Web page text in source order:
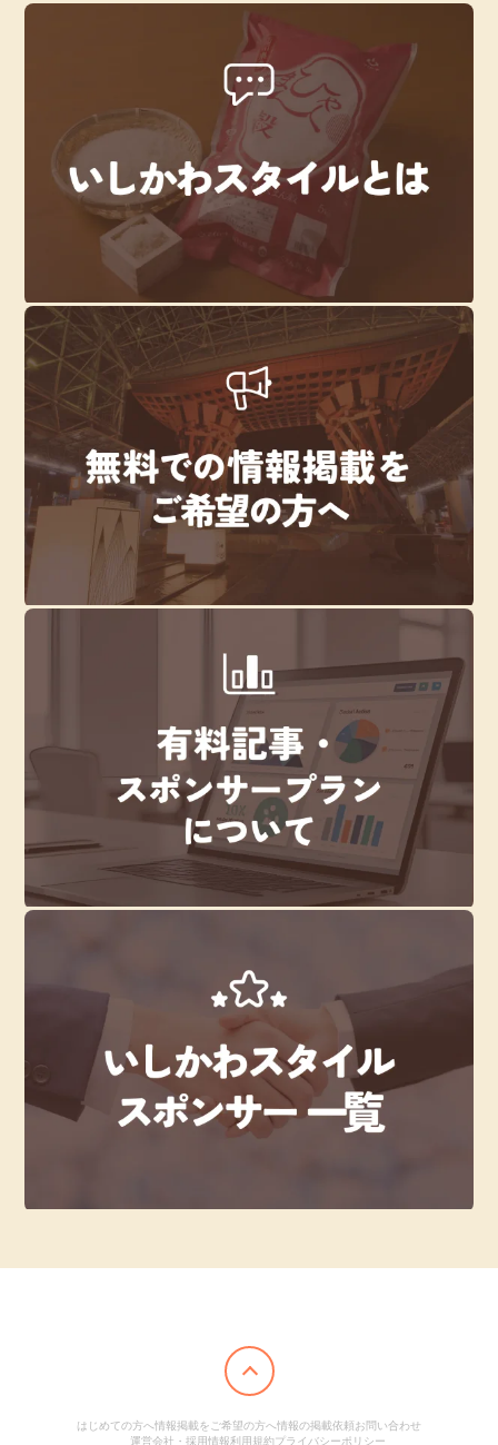
はじめての方へ情報掲載をご希望の方へ情報の掲載依頼お問い合わせ
運営会社・採用情報利用規約プライバシーポリシー